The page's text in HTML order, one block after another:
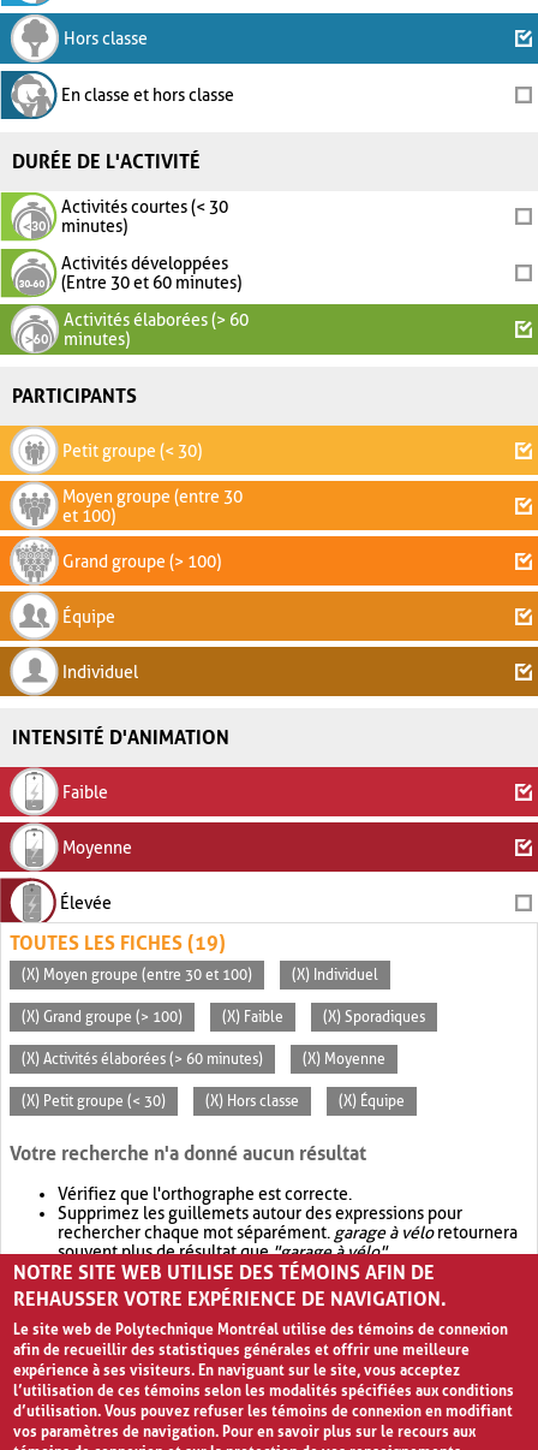
Hors classe
En classe et hors classe
DURÉE DE L'ACTIVITÉ
Activités courtes (< 30
minutes)
Activités développées
(Entre 30 et 60 minutes)
Activités élaborées (> 60
minutes)
PARTICIPANTS
Petit groupe (< 30)
Moyen groupe (entre 30
et 100)
Grand groupe (> 100)
Équipe
Individuel
INTENSITÉ D'ANIMATION
Faible
Moyenne
Élevée
TOUTES LES FICHES (19)
(X) Moyen groupe (entre 30 et 100) (X) Individuel
(X) Grand groupe (> 100) (X) Faible (X) Sporadiques
(X) Activités élaborées (> 60 minutes) (X) Moyenne
(X) Petit groupe (< 30) (X) Hors classe (X) Équipe
Votre recherche n'a donné aucun résultat
Vérifiez que l'orthographe est correcte.
Supprimez les guillemets autour des expressions pour
rechercher chaque mot séparément. garage à véloretournera
souvent plus de résultat que"garage à vélo".
Envisagez d'élargir votre recherche avec OR.garage OR vélo
retournera souvent plus de résultat quegarage à vélo
NOTRE SITE WEB UTILISE DES TÉMOINS AFIN DE
REHAUSSER VOTRE EXPÉRIENCE DE NAVIGATION.
Le site web de Polytechnique Montréal utilise des témoins de connexion
afin de recueillir des statistiques générales et offrir une meilleure
expérience à ses visiteurs. En naviguant sur le site, vous acceptez
l’utilisation de ces témoins selon les modalités spécifiées aux conditions
d’utilisation. Vous pouvez refuser les témoins de connexion en modifiant
vos paramètres de navigation. Pour en savoir plus sur le recours aux